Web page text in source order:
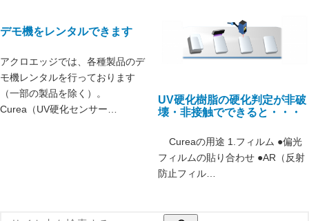
デモ機をレンタルできます
アクロエッジでは、各種製品のデ
モ機レンタルを行っております
（一部の製品を除く）。
Curea（UV硬化センサー…
UV硬化樹脂の硬化判定が非破
壊・非接触でできると・・・
Cureaの用途 1.フィルム ●偏光
フィルムの貼り合わせ ●AR（反射
防止フィル…